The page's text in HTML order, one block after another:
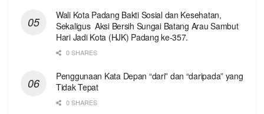
Wali Kota Padang Bakti Sosial dan Kesehatan,
Sekaligus Aksi Bersih Sungai Batang Arau Sambut
Hari Jadi Kota (HJK) Padang ke-357.
0 SHARES
Penggunaan Kata Depan “dari” dan “daripada” yang
Tidak Tepat
0 SHARES